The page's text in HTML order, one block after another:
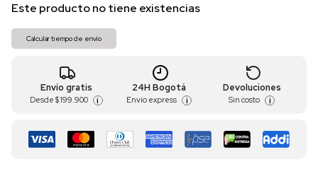
Este producto no tiene existencias
Calcular tiempo de envío
Envío gratis
Desde $ 199.900 i
24H Bogotá
Envío express i
Devoluciones
Sin costo i